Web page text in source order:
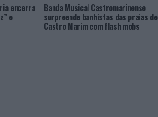
encerra
e
Banda Musical Castromarinense
surpreende banhistas das praias de
Castro Marim com flash mobs